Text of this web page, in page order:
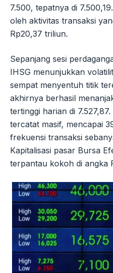
7.500, tepatnya di
oleh aktivitas transaksi
Rp20,37 triliun.
Sepanjang sesi
IHSG menunjukkan
sempat menyentuh titik
akhirnya berhasil
tertinggi harian di
tercatat masif, mencapai
frekuensi transaksi
Kapitalisasi pasar Bursa
terpantau kokoh di angka